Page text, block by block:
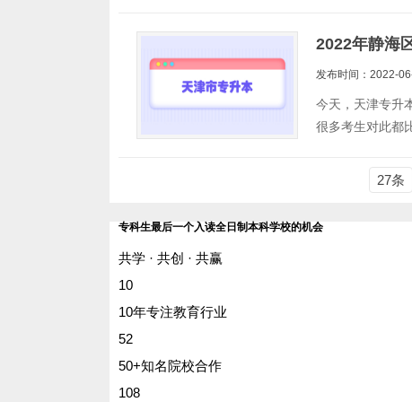
2022年静海
发布时间：2022-
今天，天津专升
很多考生对此都
27条
专科生最后一个入读全日制本科学校的机会
共学 · 共创 · 共赢
10
10年专注教育行业
52
50+知名院校合作
108